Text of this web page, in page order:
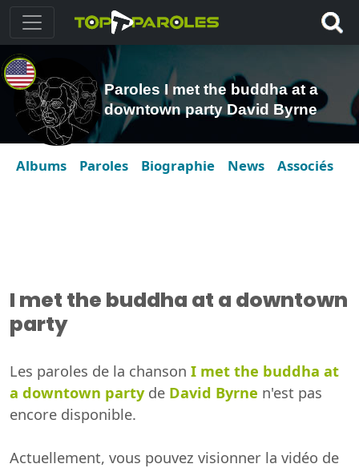
Paroles I met the buddha at a
downtown party David Byrne
Albums Paroles Biographie News Associés
I met the buddha at a downtown
party
Les paroles de la chanson I met the buddha at
a downtown partyde David Byrne n'est pas
encore disponible.
Actuellement, vous pouvez visionner la vidéo de